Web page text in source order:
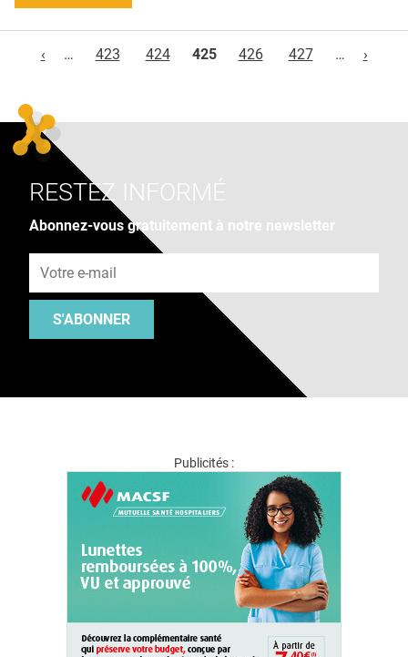
‹
… 423 424 425 426 427 … ›
RESTEZ INFORMÉ
Abonnez-vous gratuitement à notre newsletter
S'ABONNER
Publicités :